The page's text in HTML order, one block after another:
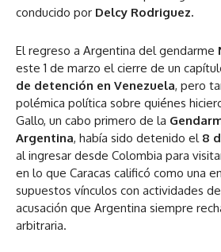
conducido por Delcy Rodriguez.
El regreso a Argentina del gendarme
este 1 de marzo el cierre de un
de detención en Venezuela, pero
polémica política sobre quiénes
Gallo, un cabo primero de la
Argentina, había sido detenido el 8
al ingresar desde Colombia para
en lo que Caracas calificó como una
supuestos vínculos con actividades
acusación que Argentina siempre
arbitraria.